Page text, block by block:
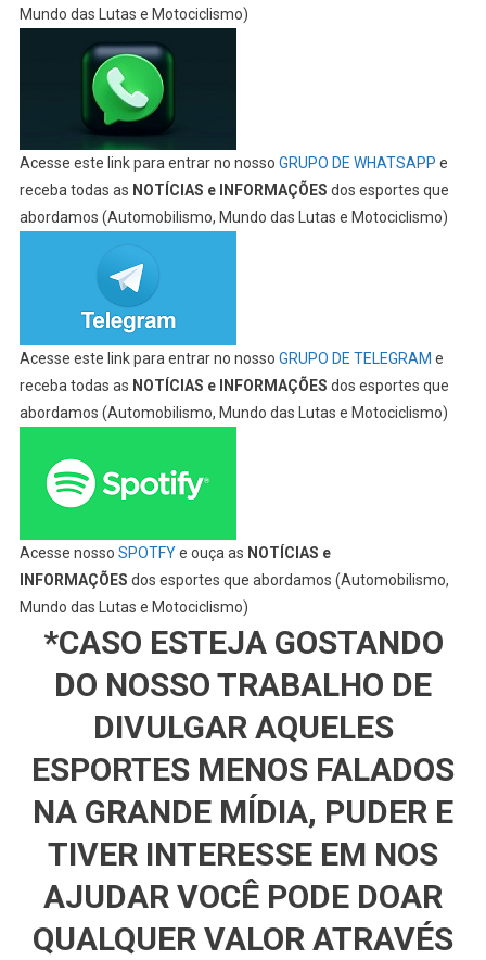
Mundo das Lutas e Motociclismo)
Acesse este link para entrar no nosso GRUPO DE WHATSAPP e
receba todas as NOTÍCIAS e INFORMAÇÕES dos esportes que
abordamos (Automobilismo, Mundo das Lutas e Motociclismo)
Acesse este link para entrar no nosso GRUPO DE TELEGRAM e
receba todas as NOTÍCIAS e INFORMAÇÕES dos esportes que
abordamos (Automobilismo, Mundo das Lutas e Motociclismo)
Acesse nosso SPOTFYe ouça as NOTÍCIAS e
INFORMAÇÕES dos esportes que abordamos (Automobilismo,
Mundo das Lutas e Motociclismo)
*CASO ESTEJA GOSTANDO
DO NOSSO TRABALHO DE
DIVULGAR AQUELES
ESPORTES MENOS FALADOS
NA GRANDE MÍDIA, PUDER E
TIVER INTERESSE EM NOS
AJUDAR VOCÊ PODE DOAR
QUALQUER VALOR ATRAVÉS